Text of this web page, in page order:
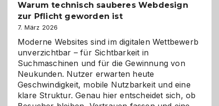
den
Logikrätseln
Warum technisch sauberes Webdesign
zur Pflicht geworden ist
7. März 2026
Moderne Websites sind im digitalen Wettbewerb
unverzichtbar – für Sichtbarkeit in
Suchmaschinen und für die Gewinnung von
Neukunden. Nutzer erwarten heute
Geschwindigkeit, mobile Nutzbarkeit und eine
klare Struktur. Genau hier entscheidet sich, ob